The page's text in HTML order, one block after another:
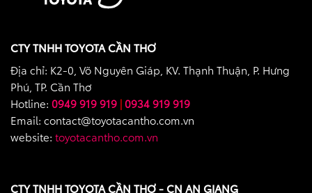
CTY TNHH TOYOTA CẦN THƠ
Địa chỉ: K2-0, Võ Nguyên Giáp, KV. Thạnh Thuận, P. Hưng
Phú, TP. Cần Thơ
Hotline: 0949 919 919 |0934 919 919
Email: contact@toyotacantho.com.vn
website: toyotacantho.com.vn
CTY TNHH TOYOTA CẦN THƠ - CN AN GIANG